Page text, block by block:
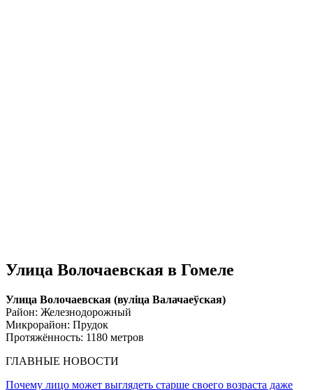
Улица Волочаевская в Гомеле
Улица Волочаевская (вулiца Валачаеўская)
Район: Железнодорожный
Микрорайон: Прудок
Протяжённость: 1180 метров
ГЛАВНЫЕ НОВОСТИ
Почему лицо может выглядеть старше своего возраста даже